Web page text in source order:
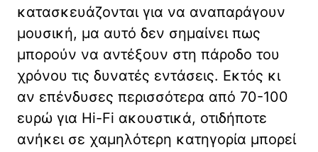
κατασκευάζονται για να αναπαράγουν
μουσική, μα αυτό δεν σημαίνει πως
μπορούν να αντέξουν στη πάροδο του
χρόνου τις δυνατές εντάσεις. Εκτός κι
αν επένδυσες περισσότερα από 70-100
ευρώ για Hi-Fi ακουστικά, οτιδήποτε
ανήκει σε χαμηλότερη κατηγορία μπορεί